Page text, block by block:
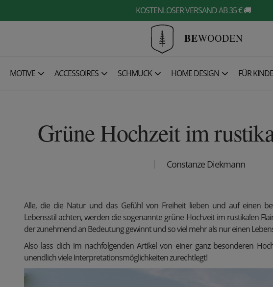
KOSTENLOSER VERSAND AB 35 € 🚚
BEWOODEN
MOTIVE ACCESSOIRES SCHMUCK HOME DESIGN FÜR
Grüne Hochzeit im
Constanze Diekmann
Alle, die die Natur und das Gefühl von Freiheit lieben und auf einen
Lebensstil achten, werden die sogenannte grüne Hochzeit im rustikalen
der zunehmend an Bedeutung gewinnt und so viel mehr als nur einen
Also lass dich im nachfolgenden Artikel von einer ganz besonderen
unendlich viele Interpretationsmöglichkeiten zurechtlegt!